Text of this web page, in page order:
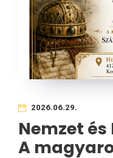
2026.06.29.
Nemzet és
A